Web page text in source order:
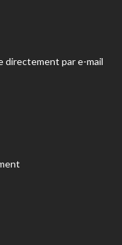
directement par e-mail